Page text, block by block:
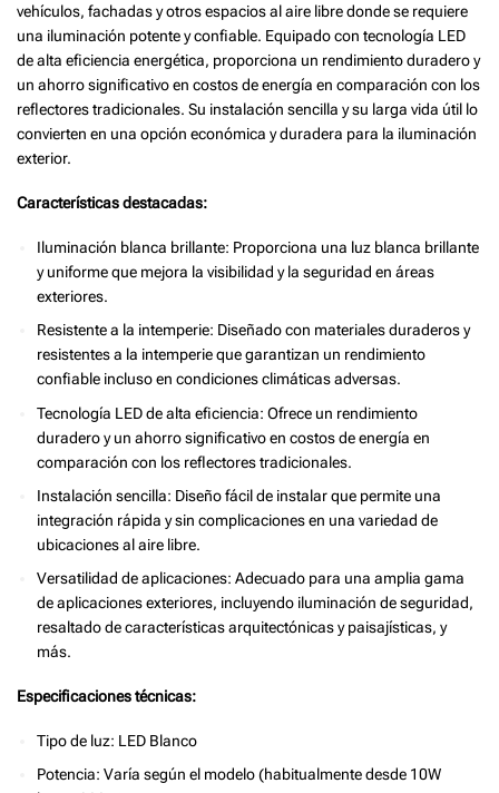
vehículos, fachadas y otros espacios al aire libre donde se requiere
una iluminación potente y confiable. Equipado con tecnología LED
de alta eficiencia energética, proporciona un rendimiento duradero y
un ahorro significativo en costos de energía en comparación con los
reflectores tradicionales. Su instalación sencilla y su larga vida útil lo
convierten en una opción económica y duradera para la iluminación
exterior.
Características destacadas:
Iluminación blanca brillante: Proporciona una luz blanca brillante
y uniforme que mejora la visibilidad y la seguridad en áreas
exteriores.
Resistente a la intemperie: Diseñado con materiales duraderos y
resistentes a la intemperie que garantizan un rendimiento
confiable incluso en condiciones climáticas adversas.
Tecnología LED de alta eficiencia: Ofrece un rendimiento
duradero y un ahorro significativo en costos de energía en
comparación con los reflectores tradicionales.
Instalación sencilla: Diseño fácil de instalar que permite una
integración rápida y sin complicaciones en una variedad de
ubicaciones al aire libre.
Versatilidad de aplicaciones: Adecuado para una amplia gama
de aplicaciones exteriores, incluyendo iluminación de seguridad,
resaltado de características arquitectónicas y paisajísticas, y
más.
Especificaciones técnicas:
Tipo de luz: LED Blanco
Potencia: Varía según el modelo (habitualmente desde 10W